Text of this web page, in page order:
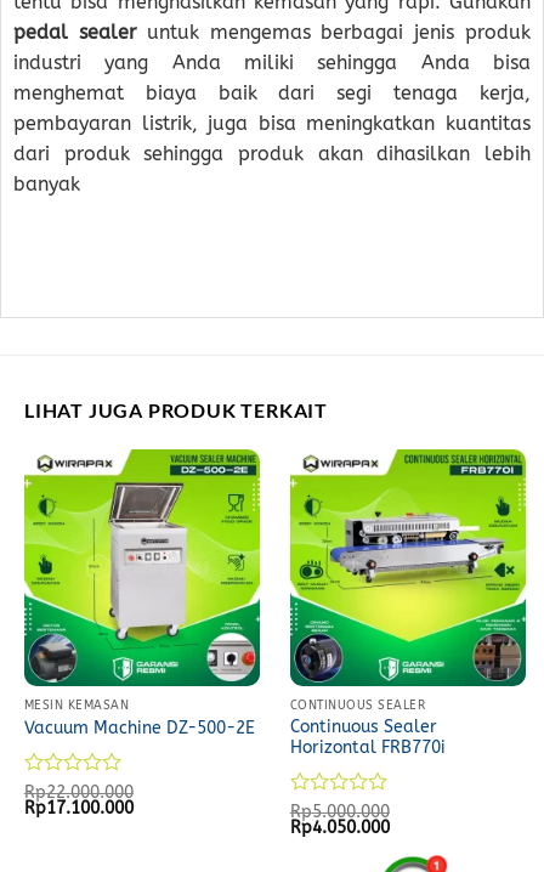
pedal sealer untuk mengemas berbagai jenis produk
industri yang Anda miliki sehingga Anda bisa
menghemat biaya baik dari segi tenaga kerja,
pembayaran listrik, juga bisa meningkatkan kuantitas
dari produk sehingga produk akan dihasilkan lebih
banyak
LIHAT JUGA PRODUK TERKAIT
MESIN KEMASAN
Vacuum Machine DZ-500-2E
Rated
0
Rp22.000.000
Original
price
Rp17.100.000Current
CONTINUOUS SEALER
Continuous Sealer
Horizontal FRB770i
Rated
0
Rp5.000.000
Original
price
Rp4.050.000Current
is: